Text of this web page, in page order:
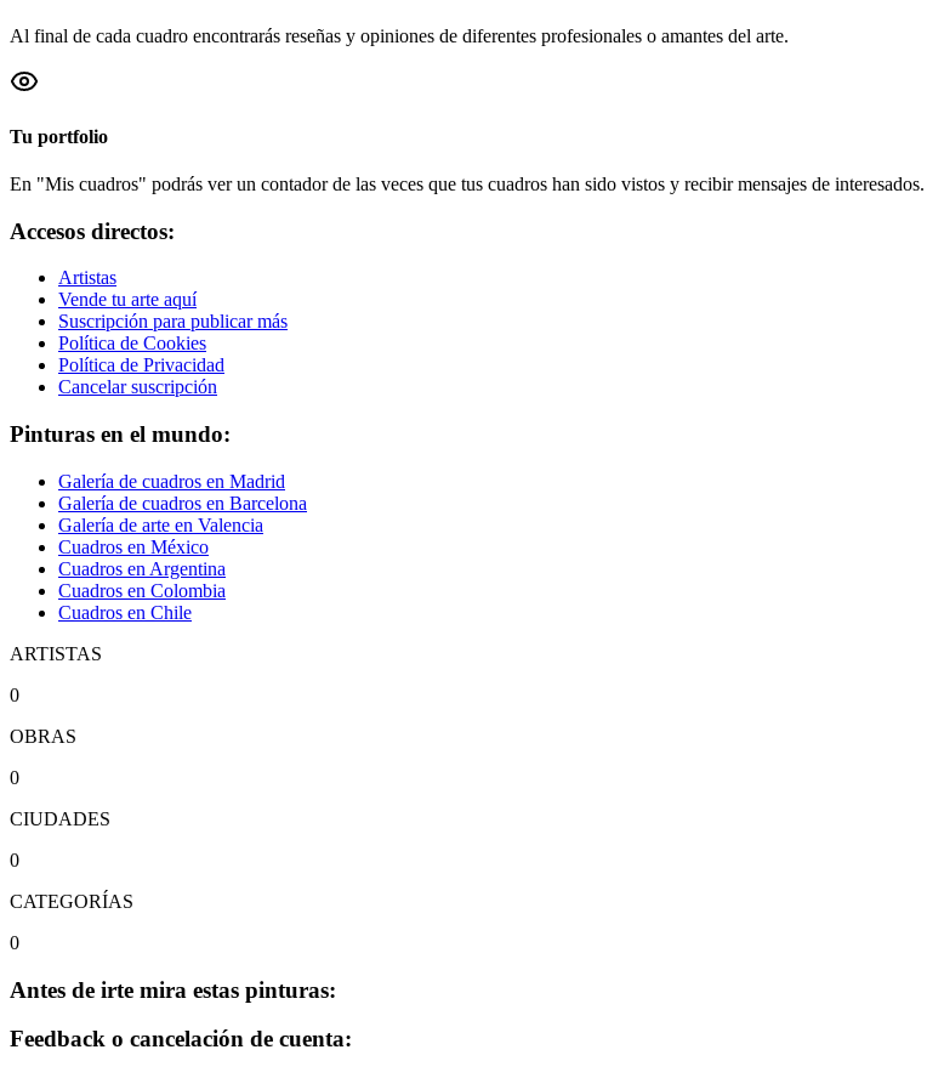
Al final de cada cuadro encontrarás reseñas y opiniones de diferentes profesionales o amantes del arte.
Tu portfolio
En "Mis cuadros" podrás ver un contador de las veces que tus cuadros han sido vistos y recibir mensajes de interesados.
Accesos directos:
Artistas
Vende tu arte aquí
Suscripción para publicar más
Política de Cookies
Política de Privacidad
Cancelar suscripción
Pinturas en el mundo:
Galería de cuadros en Madrid
Galería de cuadros en Barcelona
Galería de arte en Valencia
Cuadros en México
Cuadros en Argentina
Cuadros en Colombia
Cuadros en Chile
ARTISTAS
0
OBRAS
0
CIUDADES
0
CATEGORÍAS
0
Antes de irte mira estas pinturas:
Feedback o cancelación de cuenta: